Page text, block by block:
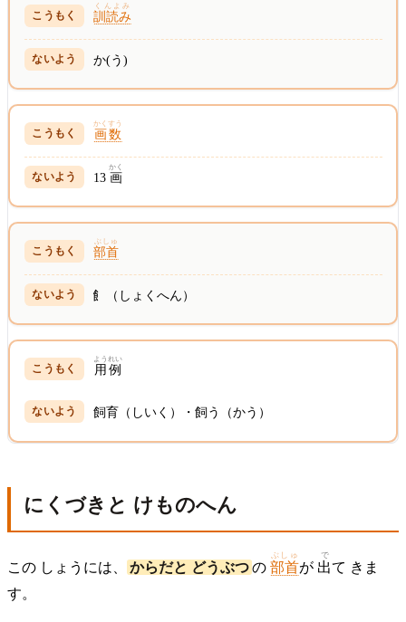
訓読み
くんよみ
か(う)
画数
かくすう
13 画
かく
部首
ぶしゅ
飠（しょくへん）
用例
ようれい
飼育（しいく）・飼う（かう）
にくづきと けものへん
この しょうには、 からだと どうぶつの 部首
ぶしゅ
が 出
で
て きま
す。